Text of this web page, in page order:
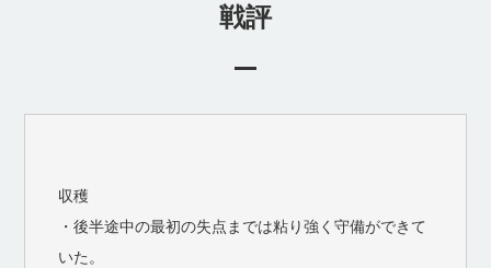
戦評
収穫
・後半途中の最初の失点までは粘り強く守備ができて
いた。